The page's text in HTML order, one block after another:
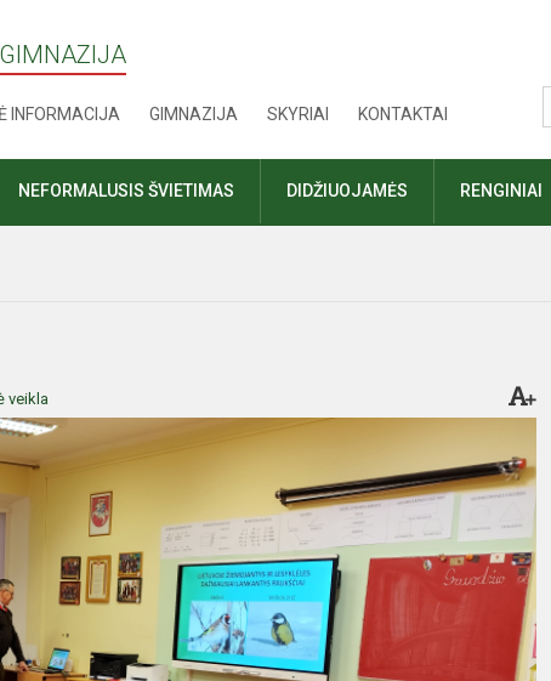
INFORMACIJA GIMNAZIJA SKYRIAI KONTAKTAI
NEFORMALUSIS ŠVIETIMAS DIDŽIUOJAMĖS RENGINIAI
veikla